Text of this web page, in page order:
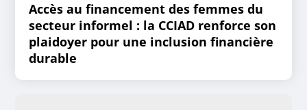
Accès au financement des femmes du
secteur informel : la CCIAD renforce son
plaidoyer pour une inclusion financière
durable